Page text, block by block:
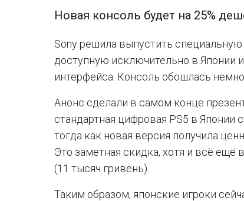
Новая консоль будет на 25%
Sony решила выпустить
доступную исключительно в
интерфейса. Консоль обошлась
Анонс сделали в самом конце
стандартная цифровая PS5 в Японии
тогда как новая версия получила
Это заметная скидка, хотя и всё ещё
(11 тысяч гривень).
Таким образом, японские игроки